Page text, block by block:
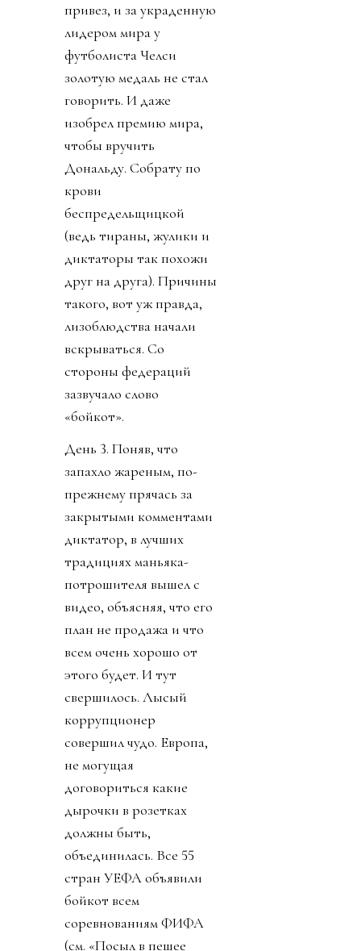
привез, и за украденную
лидером мира у
футболиста Челси
золотую медаль не стал
говорить. И даже
изобрел премию мира,
чтобы вручить
Дональду. Собрату по
крови
беспредельщицкой
(ведь тираны, жулики и
диктаторы так похожи
друг на друга). Причины
такого, вот уж правда,
лизоблюдства начали
вскрываться. Со
стороны федераций
зазвучало слово
«бойкот».
День 3. Поняв, что
запахло жареным, по-
прежнему прячась за
закрытыми комментами
диктатор, в лучших
традициях маньяка-
потрошителя вышел с
видео, объясняя, что его
план не продажа и что
всем очень хорошо от
этого будет. И тут
свершилось. Лысый
коррупционер
совершил чудо. Европа,
не могущая
договориться какие
дырочки в розетках
должны быть,
объединилась. Все 55
стран УЕФА объявили
бойкот всем
соревнованиям ФИФА
(см. «Посыл в пешее